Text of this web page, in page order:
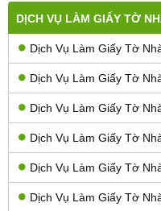
DỊCH VỤ LÀM GIẤY TỜ
Dịch Vụ Làm Giấy Tờ
Dịch Vụ Làm Giấy Tờ
Dịch Vụ Làm Giấy Tờ
Dịch Vụ Làm Giấy Tờ
Dịch Vụ Làm Giấy Tờ
Dịch Vụ Làm Giấy Tờ